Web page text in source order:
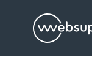
Websupport